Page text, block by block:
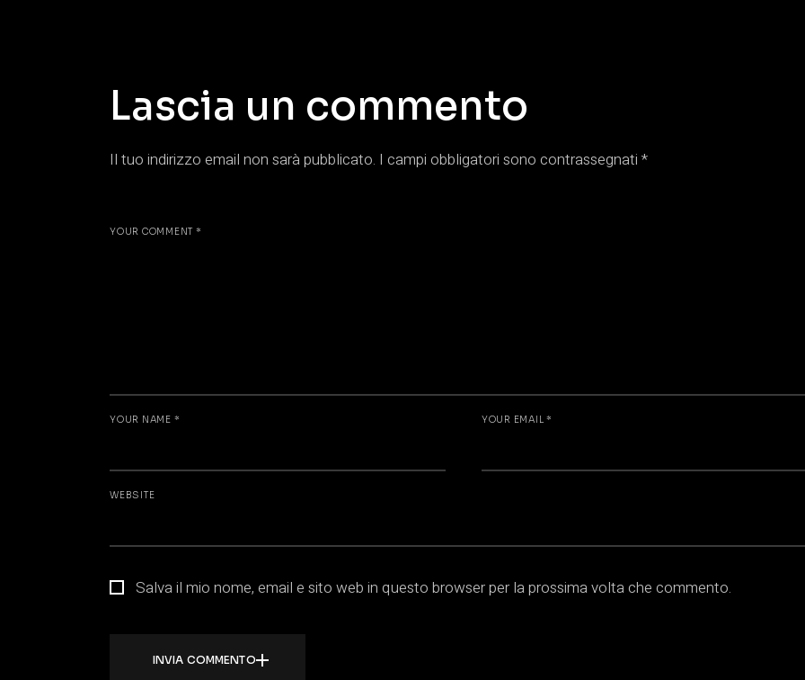
Lascia un commento
Il tuo indirizzo email non sarà pubblicato. I campi obbligatori sono contrassegnati *
YOUR COMMENT *
YOUR NAME * YOUR EMAIL *
WEBSITE
Salva il mio nome, email e sito web in questo browser per la prossima volta che commento.
INVIA COMMENTO